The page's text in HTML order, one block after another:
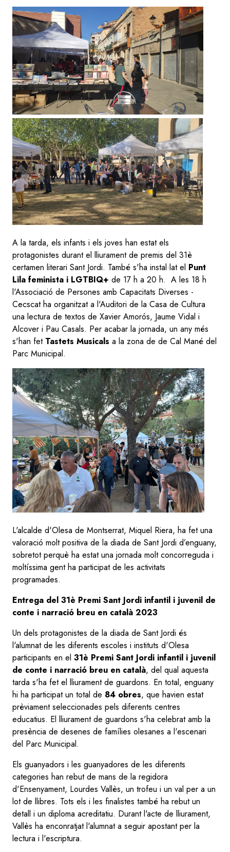
A la tarda, els infants i els joves han estat els
protagonistes durant el lliurament de premis del 31è
certamen literari Sant Jordi. També s'ha instal·lat el Punt
Lila feminista i LGTBIQ+ de 17 h a 20 h. A les 18 h
l'Associació de Persones amb Capacitats Diverses -
Cecscat ha organitzat a l'Auditori de la Casa de Cultura
una lectura de textos de Xavier Amorós, Jaume Vidal i
Alcover i Pau Casals. Per acabar la jornada, un any més
s'han fet Tastets Musicals a la zona de de Cal Mané del
Parc Municipal.
L'alcalde d'Olesa de Montserrat, Miquel Riera, ha fet una
valoració molt positiva de la diada de Sant Jordi d’enguany,
sobretot perquè ha estat una jornada molt concorreguda i
moltíssima gent ha participat de les activitats
programades.
Entrega del 31è Premi Sant Jordi infantil i juvenil de
conte i narració breu en català 2023
Un dels protagonistes de la diada de Sant Jordi és
l'alumnat de les diferents escoles i instituts d'Olesa
participants en el 31è Premi Sant Jordi infantil i juvenil
de conte i narració breu en català, del qual aquesta
tarda s'ha fet el lliurament de guardons. En total, enguany
hi ha participat un total de 84 obres, que havien estat
prèviament seleccionades pels diferents centres
educatius. El lliurament de guardons s'ha celebrat amb la
presència de desenes de famílies olesanes a l'escenari
del Parc Municipal.
Els guanyadors i les guanyadores de les diferents
categories han rebut de mans de la regidora
d'Ensenyament, Lourdes Vallès, un trofeu i un val per a un
lot de llibres. Tots els i les finalistes també ha rebut un
detall i un diploma acreditatiu. Durant l'acte de lliurament,
Vallès ha enconratjat l'alumnat a seguir apostant per la
lectura i l'escriptura.